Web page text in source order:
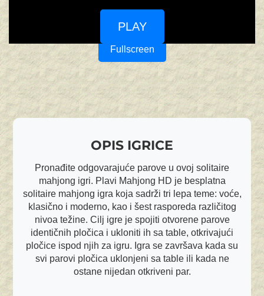
PLAY
Fullscreen
OPIS IGRICE
Pronađite odgovarajuće parove u ovoj solitaire
mahjong igri. Plavi Mahjong HD je besplatna
solitaire mahjong igra koja sadrži tri lepa teme: voće,
klasično i moderno, kao i šest rasporeda različitog
nivoa težine. Cilj igre je spojiti otvorene parove
identičnih pločica i ukloniti ih sa table, otkrivajući
pločice ispod njih za igru. Igra se završava kada su
svi parovi pločica uklonjeni sa table ili kada ne
ostane nijedan otkriveni par.